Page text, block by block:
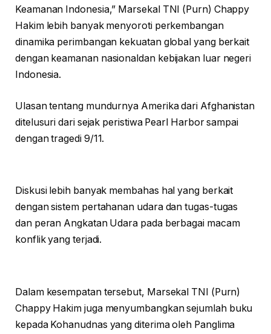
Keamanan Indonesia,” Marsekal TNI (Purn) Chappy
Hakim lebih banyak menyoroti perkembangan
dinamika perimbangan kekuatan global yang berkait
dengan keamanan nasionaldan kebijakan luar negeri
Indonesia.
Ulasan tentang mundurnya Amerika dari Afghanistan
ditelusuri dari sejak peristiwa Pearl Harbor sampai
dengan tragedi 9/11.
Diskusi lebih banyak membahas hal yang berkait
dengan sistem pertahanan udara dan tugas-tugas
dan peran Angkatan Udara pada berbagai macam
konflik yang terjadi.
Dalam kesempatan tersebut, Marsekal TNI (Purn)
Chappy Hakim juga menyumbangkan sejumlah buku
kepada Kohanudnas yang diterima oleh Panglima